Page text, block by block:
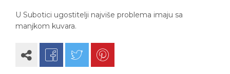
U Subotici ugostitelji najviše problema imaju sa
manjkom kuvara.